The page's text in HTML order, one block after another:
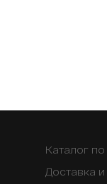
Каталог
Доставка